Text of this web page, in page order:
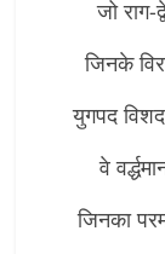
जो राग-
जिनके
युगपद
वे
जिनका